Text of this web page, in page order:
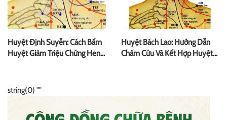
Huyệt Định Suyễn: Cách Bấm
Huyệt Giảm Triệu Chứng Hen
Huyệt Bách Lao: Hướng Dẫn
Châm Cứu Và Kết Hợp Huyệt
string(0) ""